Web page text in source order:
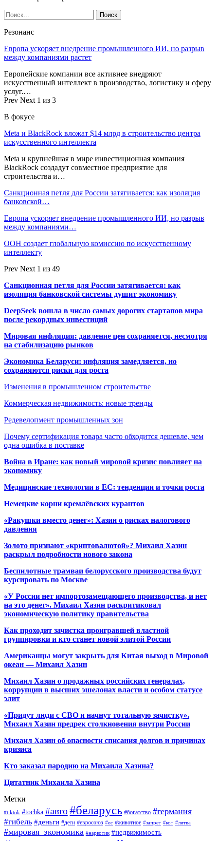
Резонанс
Европа ускоряет внедрение промышленного ИИ, но разрыв
между компаниями растет
Европейские компании все активнее внедряют
искусственный интеллект в производство, логистику и сферу
услуг.…
Prev Next 1 из 3
В фокусе
Meta и BlackRock вложат $14 млрд в строительство центра
искусственного интеллекта
Meta и крупнейшая в мире инвестиционная компания
BlackRock создадут совместное предприятие для
строительства и…
Санкционная петля для России затягивается: как изоляция
банковской…
Европа ускоряет внедрение промышленного ИИ, но разрыв
между компаниями…
ООН создает глобальную комиссию по искусственному
интеллекту
Prev Next 1 из 49
Санкционная петля для России затягивается: как
изоляция банковской системы душит экономику
DeepSeek вошла в число самых дорогих стартапов мира
после рекордных инвестиций
Мировая инфляция: давление цен сохраняется, несмотря
на стабилизацию рынков
Экономика Беларуси: инфляция замедляется, но
сохраняются риски для роста
Изменения в промышленном строительстве
Коммерческая недвижимость: новые тренды
Редевелопмент промышленных зон
Почему сертификация товара часто обходится дешевле, чем
одна ошибка в поставке
Война в Иране: как новый мировой кризис повлияет на
экономику
Медицинские технологии в ЕС: тенденции и точки роста
Немецкие корни кремлёвских курантов
«Ракушки вместо денег»: Хазин о рисках налогового
давления
Золото признают «криптовалютой»? Михаил Хазин
раскрыл подробности нового закона
Беспилотные трамваи белорусского производства будут
курсировать по Москве
«У России нет импортозамещающего производства, и нет
на это денег». Михаил Хазин раскритиковал
экономическую политику правительства
Как проходит зачистка проигравшей властной
группировки и кто станет новой элитой России
Американцы могут закрыть для Китая выход в Мировой
океан — Михаил Хазин
Михаил Хазин о продажных российских генералах,
коррупции в высших эшелонах власти и особом статусе
элит
«Придут люди с СВО и начнут тотальную зачистку».
Михаил Хазин предрек столкновения внутри России
Михаил Хазин об опасности списания долгов и причинах
кризиса
Кто заказал пародию на Михаила Хазина?
Цитатник Михаила Хазина
Метки
#tiktok #tochka #авто#беларусь #богатство #германия
#гибель #деньги #дети #евросоюз #ес #животное #запрет #кот #литва
#мировая_экономика #наркотик #недвижимость